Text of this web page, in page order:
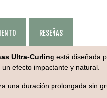
RESEÑAS
Ultra-Curling está diseñada
efecto impactante y natural.
una duración prolongada sin